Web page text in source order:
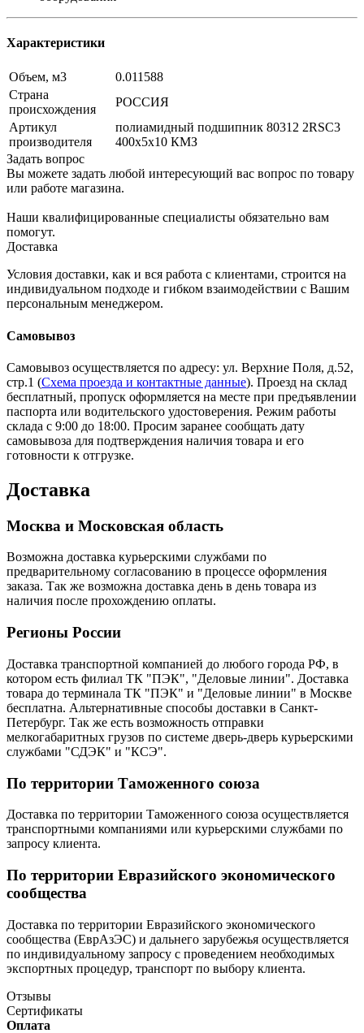
Характеристики
Объем, м3
0.011588
Страна
происхождения
РОССИЯ
Артикул
производителя
полиамидный подшипник 80312 2RSC3
400х5х10 КМЗ
Задать вопрос
Вы можете задать любой интересующий вас вопрос по товару
или работе магазина.
Наши квалифицированные специалисты обязательно вам
помогут.
Доставка
Условия доставки, как и вся работа с клиентами, строится на
индивидуальном подходе и гибком взаимодействии с Вашим
персональным менеджером.
Самовывоз
Самовывоз осуществляется по адресу: ул. Верхние Поля, д.52,
стр.1 (Схема проезда и контактные данные). Проезд на склад
бесплатный, пропуск оформляется на месте при предъявлении
паспорта или водительского удостоверения. Режим работы
склада с 9:00 до 18:00. Просим заранее сообщать дату
самовывоза для подтверждения наличия товара и его
готовности к отгрузке.
Доставка
Москва и Московская область
Возможна доставка курьерскими службами по
предварительному согласованию в процессе оформления
заказа. Так же возможна доставка день в день товара из
наличия после прохождению оплаты.
Регионы России
Доставка транспортной компанией до любого города РФ, в
котором есть филиал ТК "ПЭК", "Деловые линии". Доставка
товара до терминала ТК "ПЭК" и "Деловые линии" в Москве
бесплатна. Альтернативные способы доставки в Санкт-
Петербург. Так же есть возможность отправки
мелкогабаритных грузов по системе дверь-дверь курьерскими
службами "СДЭК" и "КСЭ".
По территории Таможенного союза
Доставка по территории Таможенного союза осуществляется
транспортными компаниями или курьерскими службами по
запросу клиента.
По территории Евразийского экономического
сообщества
Доставка по территории Евразийского экономического
сообщества (ЕврАзЭС) и дальнего зарубежья осуществляется
по индивидуальному запросу с проведением необходимых
экспортных процедур, транспорт по выбору клиента.
Отзывы
Сертификаты
Оплата